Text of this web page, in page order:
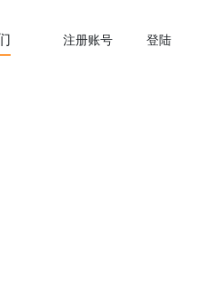
注册账号 登陆